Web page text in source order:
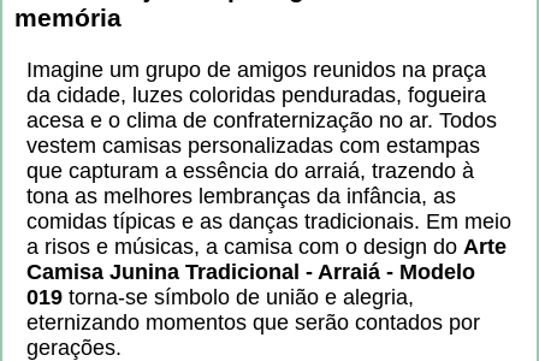
memória
Imagine um grupo de amigos reunidos na praça
da cidade, luzes coloridas penduradas, fogueira
acesa e o clima de confraternização no ar. Todos
vestem camisas personalizadas com estampas
que capturam a essência do arraiá, trazendo à
tona as melhores lembranças da infância, as
comidas típicas e as danças tradicionais. Em meio
a risos e músicas, a camisa com o design do Arte
Camisa Junina Tradicional - Arraiá - Modelo
019 torna-se símbolo de união e alegria,
eternizando momentos que serão contados por
gerações.